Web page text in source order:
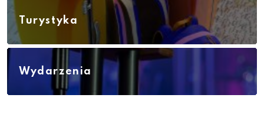
Turystyka
Wydarzenia